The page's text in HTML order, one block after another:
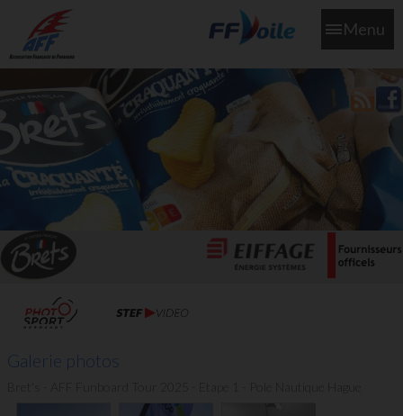
Menu
L'aff soutient les SNS253 et SNS604 qui veillent sur nous pour
que l'eau salée n'ait jamais le goût des larmes
Galerie photos